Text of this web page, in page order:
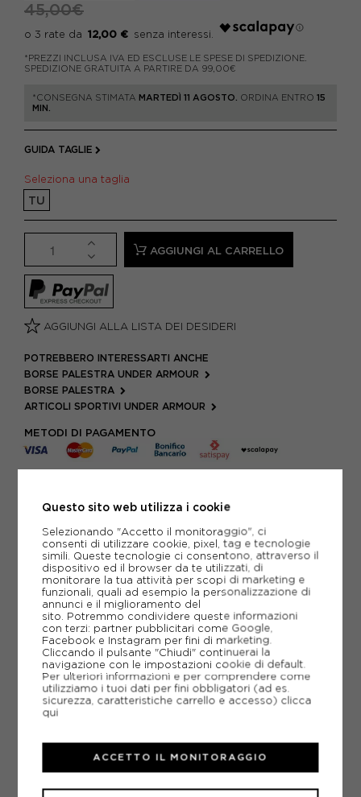
45,00€
12,00 €
*PREZZI INCLUSA IVA ED ESCLUSE LE SPESE DI SPEDIZIONE.
SPEDIZIONE GRATUITA A PARTIRE DA 99,00€
*CONSEGNA STIMATA MARTEDÌ 11 AGOSTO. ORDINA ENTRO 15
MIN.
GUIDA TAGLIE
Seleziona una taglia
TU
AGGIUNGI AL CARRELLO
AGGIUNGI ALLA LISTA DEI DESIDERI
POTREBBERO INTERESSARTI ANCHE
BORSE PALESTRA UNDER ARMOUR
BORSE PALESTRA
ARTICOLI SPORTIVI UNDER ARMOUR
METODI DI PAGAMENTO
SCHEDA TECNICA
GUIDA ALLE TAGLIE
CONSIGLIATI DA NOI
Questo sito web utilizza i cookie
Selezionando "Accetto il monitoraggio", ci
consenti di utilizzare cookie, pixel, tag e tecnologie
simili. Queste tecnologie ci consentono, attraverso il
dispositivo ed il browser da te utilizzati, di
monitorare la tua attività per scopi di marketing e
funzionali, quali ad esempio la personalizzazione di
annunci e il miglioramento del
sito. Potremmo condividere queste informazioni
con terzi: partner pubblicitari come Google,
Facebook e Instagram per fini di marketing.
Cliccando il pulsante "Chiudi" continuerai la
navigazione con le impostazioni cookie di default.
Per ulteriori informazioni e per comprendere come
utilizziamo i tuoi dati per fini obbligatori (ad es.
sicurezza, caratteristiche carrello e accesso) clicca
qui
ACCETTO IL MONITORAGGIO